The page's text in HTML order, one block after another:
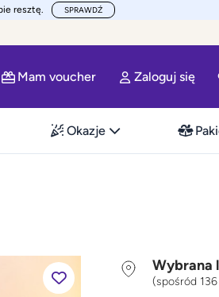
resztę. SPRAWDŹ
Mam voucher Zaloguj się
Okazje
Wybrana
(spośród